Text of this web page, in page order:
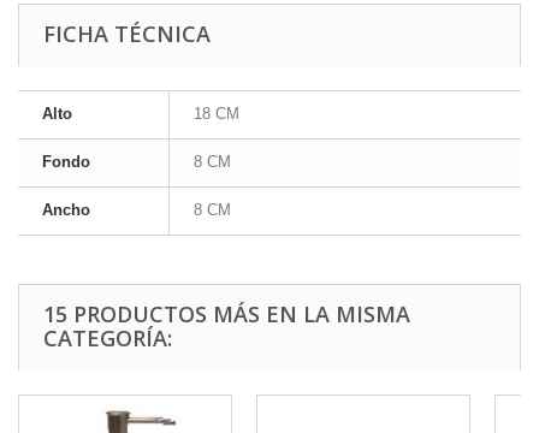
FICHA TÉCNICA
Alto 18 CM
Fondo 8 CM
Ancho 8 CM
15 PRODUCTOS MÁS EN LA MISMA
CATEGORÍA: